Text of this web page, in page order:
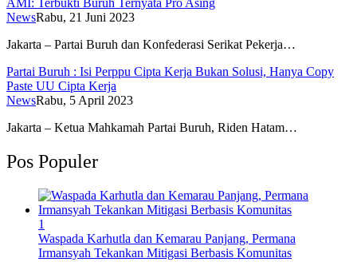
AMI: Terbukti Buruh Ternyata Pro Asing
NewsRabu, 21 Juni 2023
Jakarta – Partai Buruh dan Konfederasi Serikat Pekerja…
Partai Buruh : Isi Perppu Cipta Kerja Bukan Solusi, Hanya Copy
Paste UU Cipta Kerja
NewsRabu, 5 April 2023
Jakarta – Ketua Mahkamah Partai Buruh, Riden Hatam…
Pos Populer
1
Waspada Karhutla dan Kemarau Panjang, Permana
Irmansyah Tekankan Mitigasi Berbasis Komunitas